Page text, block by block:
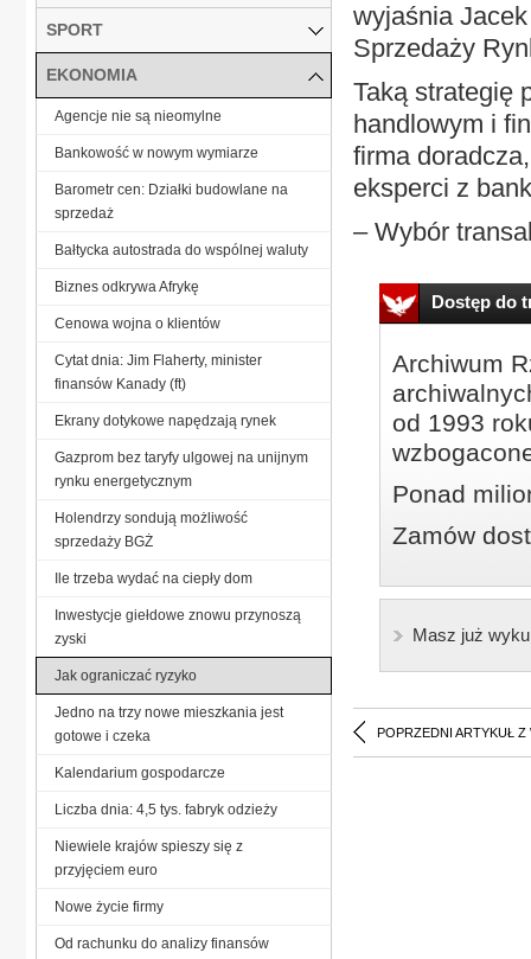
wyjaśnia
Sprzedaży
Taką strategię
handlowym i
firma
eksperci z
– Wybór
Dostęp do
Archiwum
od 1993
Ponad
Zamów
Masz już
POPRZEDNI ARTYKUŁ Z
SPORT
EKONOMIA
Agencje nie są nieomylne
Bankowość w nowym wymiarze
Barometr cen: Działki budowlane na
sprzedaż
Bałtycka autostrada do wspólnej waluty
Biznes odkrywa Afrykę
Cenowa wojna o klientów
Cytat dnia: Jim Flaherty, minister
finansów Kanady (ft)
Ekrany dotykowe napędzają rynek
Gazprom bez taryfy ulgowej na unijnym
rynku energetycznym
Holendrzy sondują możliwość
sprzedaży BGŻ
Ile trzeba wydać na ciepły dom
Inwestycje giełdowe znowu przynoszą
zyski
Jak ograniczać ryzyko
Jedno na trzy nowe mieszkania jest
gotowe i czeka
Kalendarium gospodarcze
Liczba dnia: 4,5 tys. fabryk odzieży
Niewiele krajów spieszy się z
przyjęciem euro
Nowe życie firmy
Od rachunku do analizy finansów